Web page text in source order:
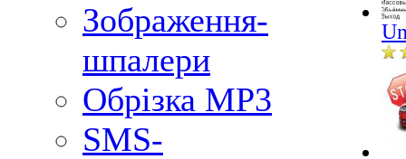
Зображення-
шпалери
Обрізка MP3
SMS-